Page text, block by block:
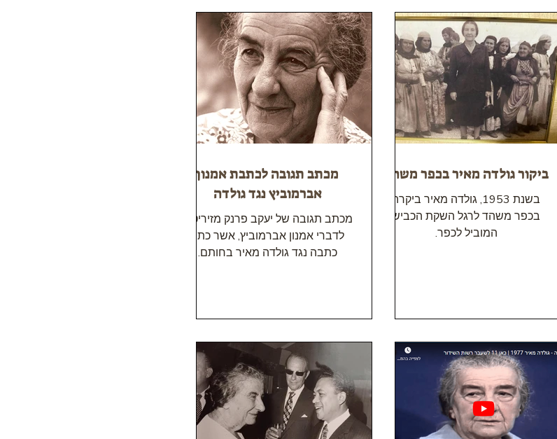
ביקור גולדה מאיר בכפר משהד
בשנת 1953, גולדה מאיר ביקרה
בכפר משהד לרגל השקת הכביש
המוביל לכפר.
מכתב תגובה לכתבת אמנון
אברמוביץ נגד גולדה
מכתב תגובה של יעקב פרנק מזיריטש
לדברי אמנון אברמוביץ, אשר כתב
כתבה נגד גולדה מאיר בחותם.